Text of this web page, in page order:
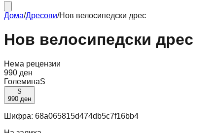
Дома/Дресови/Нов велосипедски дрес
Нов велосипедски дрес
Нема рецензии
990 ден
ГолеминаS
S
990 ден
Шифра: 68a065815d474db5c7f16bb4